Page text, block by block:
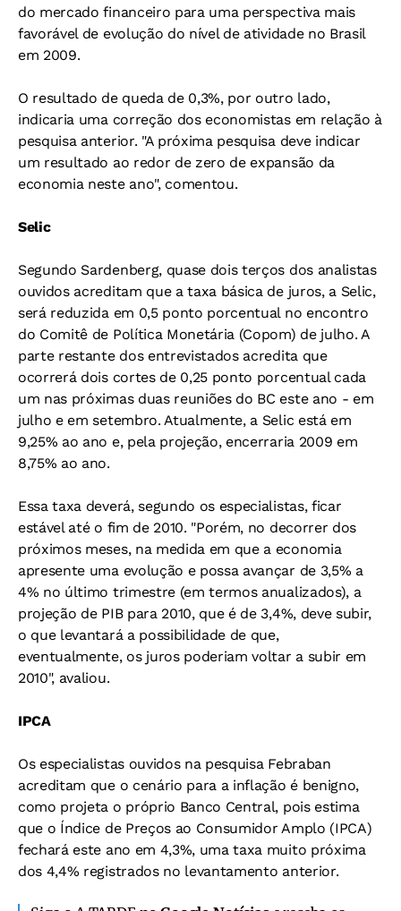
do mercado financeiro para uma perspectiva mais
favorável de evolução do nível de atividade no Brasil
em 2009.
O resultado de queda de 0,3%, por outro lado,
indicaria uma correção dos economistas em relação à
pesquisa anterior. "A próxima pesquisa deve indicar
um resultado ao redor de zero de expansão da
economia neste ano", comentou.
Selic
Segundo Sardenberg, quase dois terços dos analistas
ouvidos acreditam que a taxa básica de juros, a Selic,
será reduzida em 0,5 ponto porcentual no encontro
do Comitê de Política Monetária (Copom) de julho. A
parte restante dos entrevistados acredita que
ocorrerá dois cortes de 0,25 ponto porcentual cada
um nas próximas duas reuniões do BC este ano - em
julho e em setembro. Atualmente, a Selic está em
9,25% ao ano e, pela projeção, encerraria 2009 em
8,75% ao ano.
Essa taxa deverá, segundo os especialistas, ficar
estável até o fim de 2010. "Porém, no decorrer dos
próximos meses, na medida em que a economia
apresente uma evolução e possa avançar de 3,5% a
4% no último trimestre (em termos anualizados), a
projeção de PIB para 2010, que é de 3,4%, deve subir,
o que levantará a possibilidade de que,
eventualmente, os juros poderiam voltar a subir em
2010", avaliou.
IPCA
Os especialistas ouvidos na pesquisa Febraban
acreditam que o cenário para a inflação é benigno,
como projeta o próprio Banco Central, pois estima
que o Índice de Preços ao Consumidor Amplo (IPCA)
fechará este ano em 4,3%, uma taxa muito próxima
dos 4,4% registrados no levantamento anterior.